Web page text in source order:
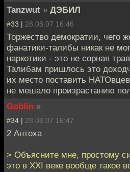
Tanzwut » ДЭБИЛ
#33 | 28.08.07 16:46
Торжество демократии, чего
фанатики-талибы никак не
наркотики - это не сорная
Талибам пришлось это
их место поставить
не мешало произрастанию
Goblin »
#34 | 28.08.07 16:47
2 Антоха
> Объясните мне, простому
это в XXI веке вообще такое